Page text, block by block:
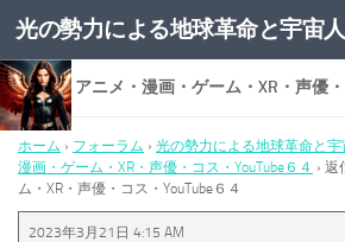
コンテンツへスキップ
光の勢力による地球革命と宇宙人
返信先: アニメ・漫画・ゲーム・XR・声優・
ホーム › フォーラム › 光の勢力による地球革命と
漫画・ゲーム・XR・声優・コス・YouTube６４ › 返
ム・XR・声優・コス・YouTube６４
2023年3月21日 4:15 AM